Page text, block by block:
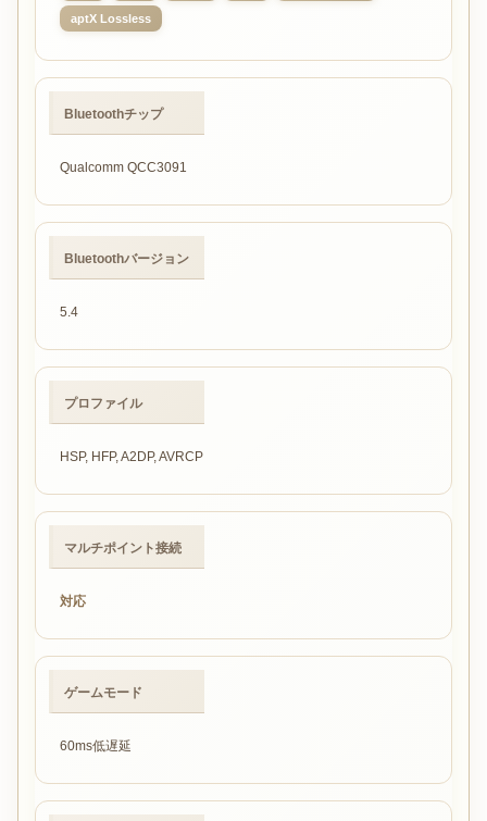
aptX Lossless
Bluetoothチップ
Qualcomm QCC3091
Bluetoothバージョン
5.4
プロファイル
HSP, HFP, A2DP, AVRCP
マルチポイント接続
対応
ゲームモード
60ms低遅延